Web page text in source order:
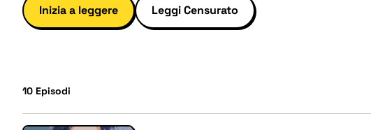
Inizia a leggere Leggi Censurato
10 Episodi